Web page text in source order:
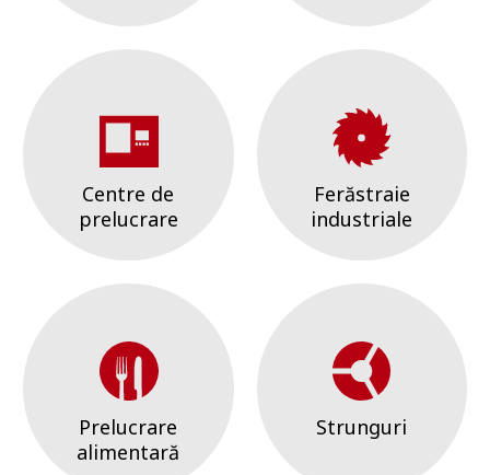
Centre de
prelucrare
Ferăstraie
industriale
Prelucrare
alimentară
Strunguri